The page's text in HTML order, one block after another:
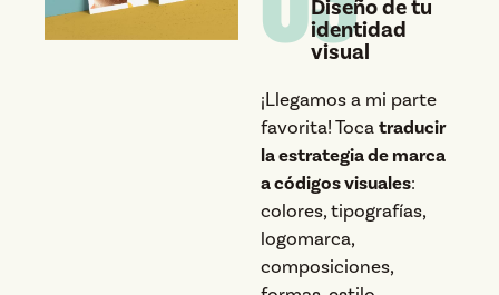
Diseño de tu
identidad
visual
¡Llegamos a mi parte
favorita! Toca traducir
la estrategia de marca
a códigos visuales:
colores, tipografías,
logomarca,
composiciones,